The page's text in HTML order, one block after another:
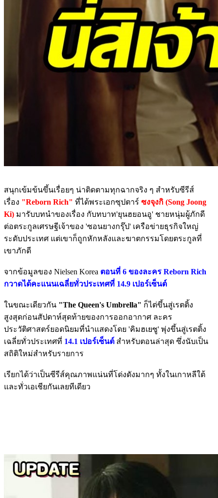
สนุกเข้มข้นขึ้นเรื่อยๆ น่าติดตามทุกฉากจริง ๆ สำหรับซีรีส์
เรื่อง "Reborn Rich" ที่ได้พระเอกซุปตาร์ ซงจุงกิ (Song Joong
Ki) มารับบทนำของเรื่อง กับทบาท'ยุนฮยอนอู' ชายหนุ่มผู้ภักดี
ต่อตระกูลเศรษฐีเจ้าของ 'ซอนยางกรุ๊ป' เครือข่ายธุรกิจใหญ่
ระดับประเทศ แต่เขาก็ถูกหักหลังและฆาตกรรมโดยตระกูลที่
เขาภักดี
จากข้อมูลของ Nielsen Korea ตอนที่ 6 ของละคร Reborn Rich
กวาดได้คะแนนเฉลี่ยทั่วประเทศที่ 14.9 เปอร์เซ็นต์
ในขณะเดียวกัน "The Queen's Umbrella" ก็ไต่ขึ้นสู่เรตติ้ง
สูงสุดก่อนสัปดาห์สุดท้ายของการออกอากาศ ละคร
ประวัติศาสตร์ยอดนิยมที่นำแสดงโดย 'คิมฮเยซู' พุ่งขึ้นสู่เรตติ้ง
เฉลี่ยทั่วประเทศที่ 14.1 เปอร์เซ็นต์ สำหรับตอนล่าสุด ซึ่งนับเป็น
สถิติใหม่สำหรับรายการ
เรียกได้ว่าเป็นซีรีส์คุณภาพแน่นที่โด่งดังมากๆ ทั้งในเกาหลีใต้
และทั่วเอเชียกันเลยทีเดียว